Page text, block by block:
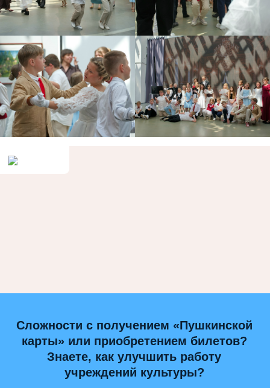
Сложности с получением «Пушкинской
карты» или приобретением билетов?
Знаете, как улучшить работу
учреждений культуры?